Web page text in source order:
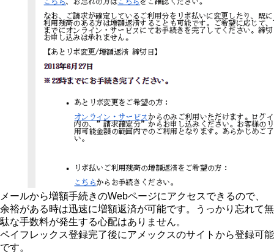
メールから増額手続きのWebページにアクセスできるので、
余裕がある時は迅速に増額返済が可能です。うっかり忘れて無
駄な手数料が発生する心配はありません。
ペイフレックス登録完了後にアメックスのサイトから登録可能
です。